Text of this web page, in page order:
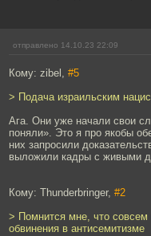
отправлено 14.10.23 22:09
Кому: zibel, #5
> Подача израильским
Ага. Они уже начали свои
поняли». Это я про якобы
них запросили
выложили кадры с живыми
Кому: Thunderbringer, #2
> Помнится мне, что совсем
обвинения в антисемитизме